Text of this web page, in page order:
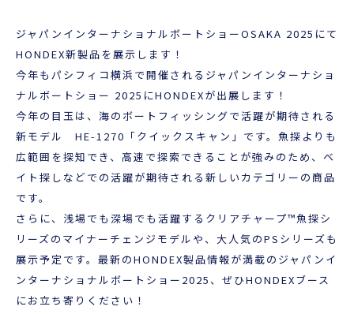
ジャパンインターナショナルボートショーOSAKA 2025にて
HONDEX新製品を展示します！
今年もパシフィコ横浜で開催されるジャパンインターナショ
ナルボートショー 2025にHONDEXが出展します！
今年の目玉は、海のボートフィッシングで活躍が期待される
新モデル HE-1270「クイックスキャン」です。魚探よりも
広範囲を探知でき、高速で探索できることが強みのため、ベ
イト探しなどでの活躍が期待される新しいカテゴリーの商品
です。
さらに、浅場でも深場でも活躍するクリアチャープ™魚探シ
リーズのマイナーチェンジモデルや、大人気のPSシリーズも
展示予定です。 最新のHONDEX製品情報が満載のジャパンイ
ンターナショナルボートショー2025、ぜひHONDEXブース
にお立ち寄りください！